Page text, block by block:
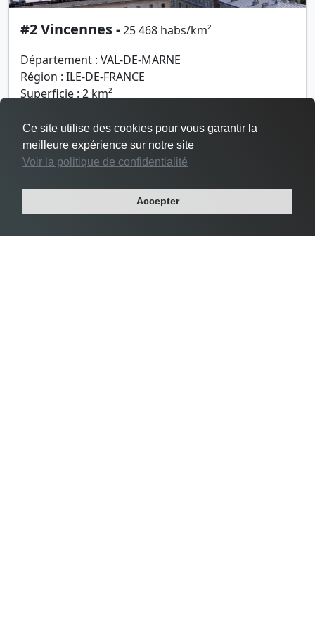
#2 Vincennes -25 468 habs/km²
Département : VAL-DE-MARNE
Région : ILE-DE-FRANCE
Superficie : 2 km²
Ce site utilise des cookies pour vous garantir la
meilleure expérience sur notre site
Voir la politique de confidentialité
Accepter